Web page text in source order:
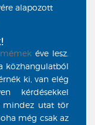
alapozott
mémek éve lesz.
közhangulatból
ki, van elég
kérdésekkel
mindez utat tör
még csak az